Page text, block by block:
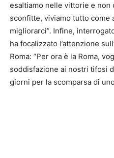
esaltiamo nelle vittorie e non
sconfitte, viviamo tutto come
migliorarci”. Infine,
ha focalizzato l’attenzione
Roma: “Per ora è la Roma,
soddisfazione ai nostri tifosi
giorni per la scomparsa di